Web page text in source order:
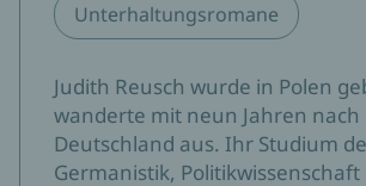
Unterhaltungsromane
Judith Reusch wurde in Polen
wanderte mit neun Jahren nach
Deutschland aus. Ihr Studium
Germanistik, Politikwissenschaft